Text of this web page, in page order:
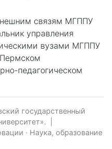
связям МГППУ
управления
вузами МГППУ
педагогическом
государственный
· Наука, образование